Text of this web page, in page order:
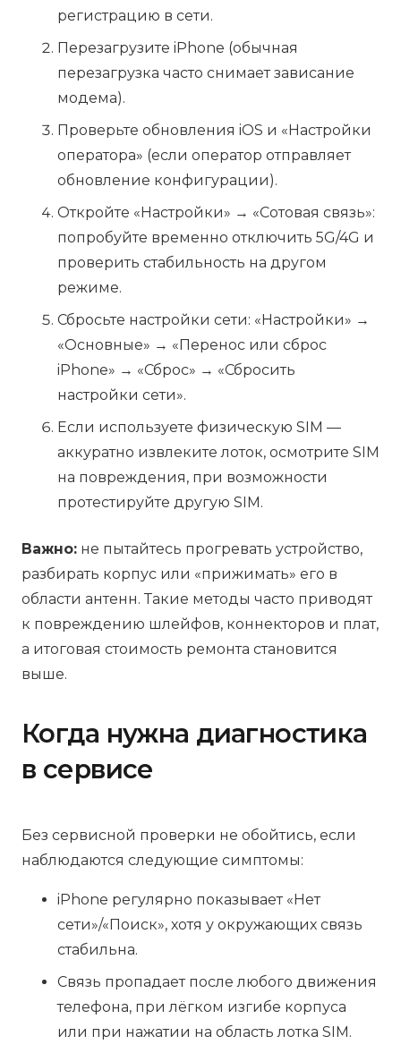
регистрацию в сети.
Перезагрузите iPhone (обычная
перезагрузка часто снимает зависание
модема).
Проверьте обновления iOS и «Настройки
оператора» (если оператор отправляет
обновление конфигурации).
Откройте «Настройки» → «Сотовая связь»:
попробуйте временно отключить 5G/4G и
проверить стабильность на другом
режиме.
Сбросьте настройки сети: «Настройки» →
«Основные» → «Перенос или сброс
iPhone» → «Сброс» → «Сбросить
настройки сети».
Если используете физическую SIM —
аккуратно извлеките лоток, осмотрите SIM
на повреждения, при возможности
протестируйте другую SIM.
Важно: не пытайтесь прогревать устройство,
разбирать корпус или «прижимать» его в
области антенн. Такие методы часто приводят
к повреждению шлейфов, коннекторов и плат,
а итоговая стоимость ремонта становится
выше.
Когда нужна диагностика
в сервисе
Без сервисной проверки не обойтись, если
наблюдаются следующие симптомы:
iPhone регулярно показывает «Нет
сети»/«Поиск», хотя у окружающих связь
стабильна.
Связь пропадает после любого движения
телефона, при лёгком изгибе корпуса
или при нажатии на область лотка SIM.